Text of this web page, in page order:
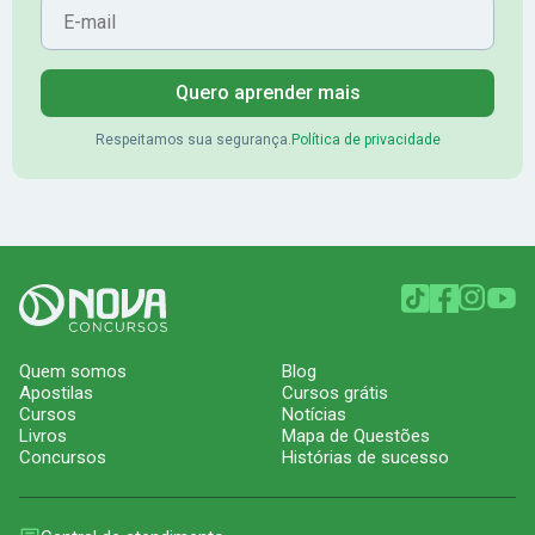
Quero aprender mais
Respeitamos sua segurança. Política de privacidade
Quem somos
Apostilas
Cursos
Livros
Concursos
Blog
Cursos grátis
Notícias
Mapa de Questões
Histórias de sucesso